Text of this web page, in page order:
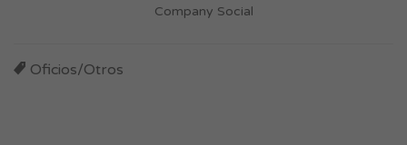
Company Social
Oficios/Otros